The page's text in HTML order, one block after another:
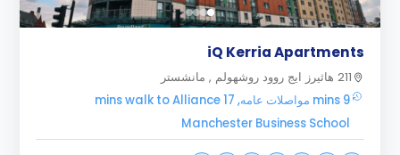
iQ Kerria Apartments
211 هاثيرز ايج روود روشهولم , مانشستر
9 mins مواصلات عامه, 17 mins walk to Alliance
Manchester Business School